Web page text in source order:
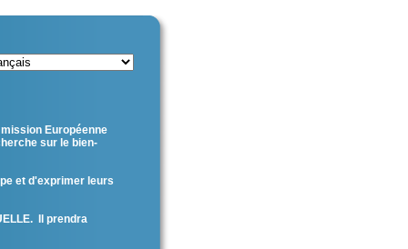
Européenne
sur le bien-
et d'exprimer leurs
Il prendra